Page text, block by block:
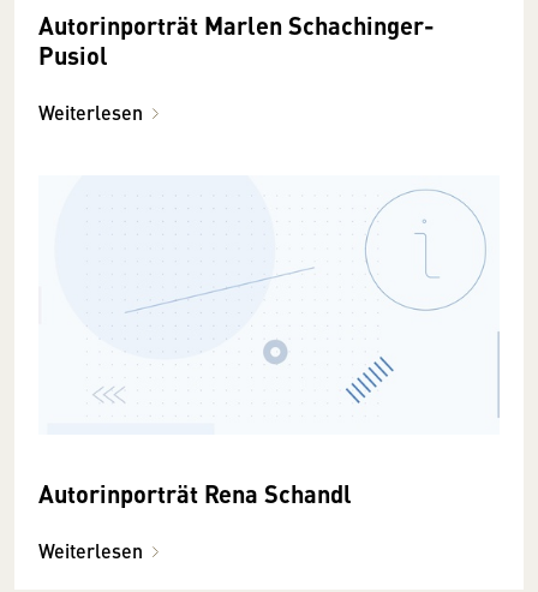
Autorinporträt Marlen Schachinger-
Pusiol
Weiterlesen
Autorinporträt Rena Schandl
Weiterlesen